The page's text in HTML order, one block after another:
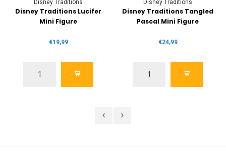
Disney Traditions
Disney Traditions Lucifer
Mini Figure
€19,99
Disney Traditions
Disney Traditions Tangled
Pascal Mini Figure
€24,99